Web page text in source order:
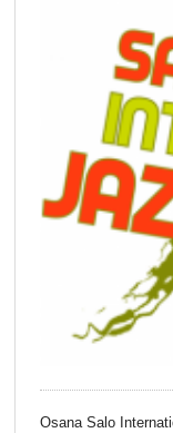
Osana Salo